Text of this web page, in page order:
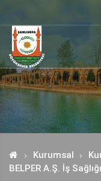
Kurumsal
BELPER A.Ş. İş